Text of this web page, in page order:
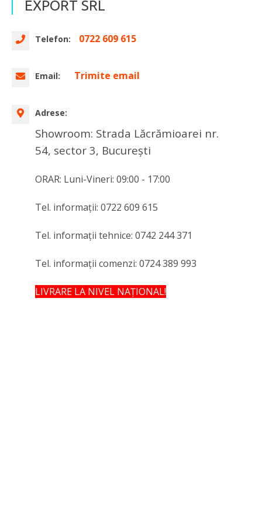
EXPORT SRL
Telefon: 0722 609 615
Email: Trimite email
Adrese:
Showroom: Strada Lăcrămioarei nr.
54, sector 3, București
ORAR: Luni-Vineri: 09:00 - 17:00
Tel. informații: 0722 609 615
Tel. informații tehnice: 0742 244 371
Tel. informații comenzi: 0724 389 993
LIVRARE LA NIVEL NAȚIONAL!